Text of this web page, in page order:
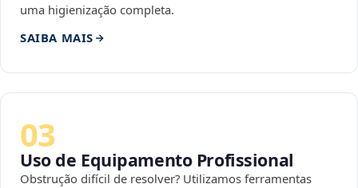
uma higienização completa.
SAIBA MAIS
03
Uso de Equipamento Profissional
Obstrução difícil de resolver? Utilizamos ferramentas